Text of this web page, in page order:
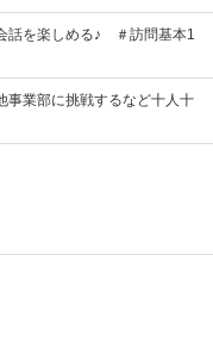
話を楽しめる♪ ＃訪問基本1
事業部に挑戦するなど十人十